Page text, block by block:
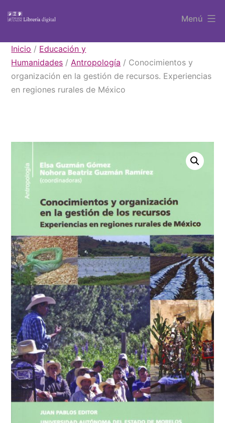
contenido
Libros
UAEM
Menú
Inicio / Educación y
Humanidades /Antropología / Conocimientos y
organización en la gestión de recursos. Experiencias
en regiones rurales de México